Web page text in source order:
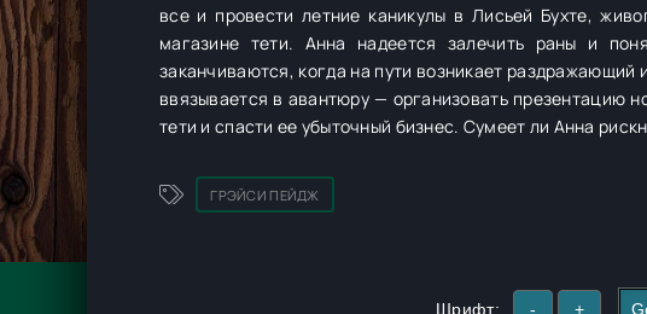
все и провести летние каникулы в Лисьей Бухте,
магазине тети. Анна надеется залечить раны и
заканчиваются, когда на пути возникает
ввязывается в авантюру — организовать презентацию
тети и спасти ее убыточный бизнес. Сумеет ли Анна
ГРЭЙСИ ПЕЙДЖ
Шрифт: - +